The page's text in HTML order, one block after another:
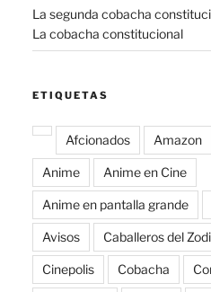
La segunda cobacha
La cobacha constitucional
ETIQUETAS
Afcionados Amazon
Anime Anime en Cine
Anime en pantalla grande
Avisos Caballeros del
Cinepolis Cobacha